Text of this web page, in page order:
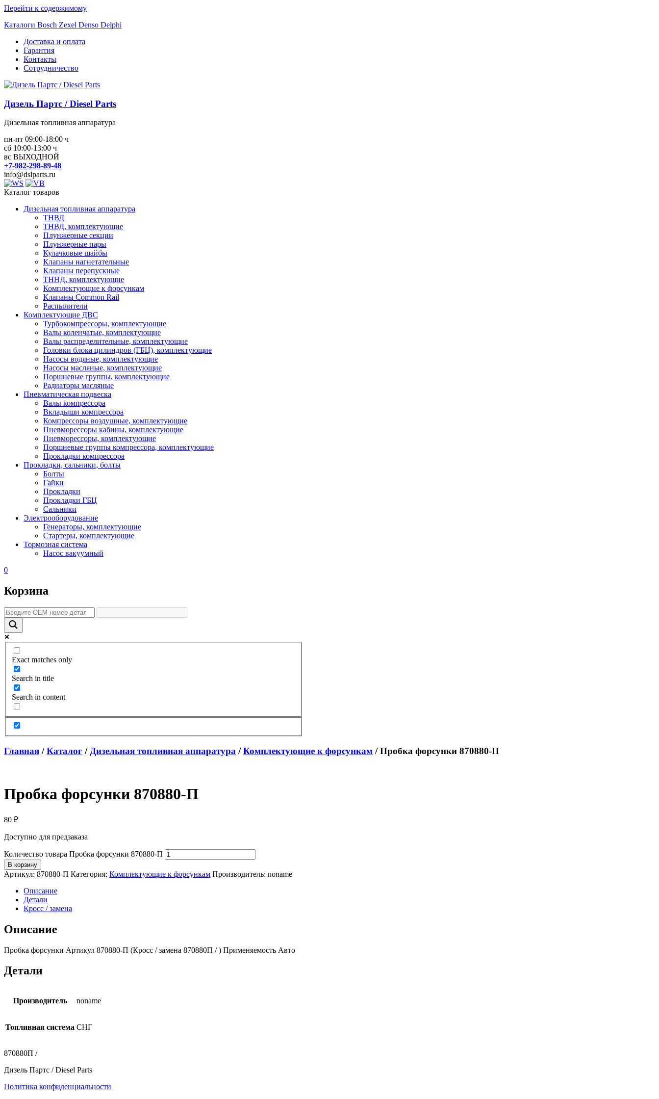
Перейти к содержимому
Каталоги Bosch Zexel Denso Delphi
Доставка и оплата
Гарантия
Контакты
Сотрудничество
Дизель Партс / Diesel Parts
Дизельная топливная аппаратура
пн-пт 09:00-18:00 ч
сб 10:00-13:00 ч
вс ВЫХОДНОЙ
+7-982-298-89-48
info@dslparts.ru
Каталог товаров
Дизельная топливная аппаратура
ТНВД
ТНВД, комплектующие
Плунжерные секции
Плунжерные пары
Кулачковые шайбы
Клапаны нагнетательные
Клапаны перепускные
ТННД, комплектующие
Комплектующие к форсункам
Клапаны Common Rail
Распылители
Комплектующие ДВС
Турбокомпрессоры, комплектующие
Валы коленчатые, комплектующие
Валы распределительные, комплектующие
Головки блока цилиндров (ГБЦ), комплектующие
Насосы водяные, комплектующие
Насосы масляные, комплектующие
Поршневые группы, комплектующие
Радиаторы масляные
Пневматическая подвеска
Валы компрессора
Вкладыши компрессора
Компрессоры воздушные, комплектующие
Пневморессоры кабины, комплектующие
Пневморессоры, комплектующие
Поршневые группы компрессора, комплектующие
Прокладки компрессора
Прокладки, сальники, болты
Болты
Гайки
Прокладки
Прокладки ГБЦ
Сальники
Электрооборудование
Генераторы, комплектующие
Стартеры, комплектующие
Тормозная система
Насос вакуумный
0
Корзина
Exact matches only
Search in title
Search in content
Главная /Каталог / Дизельная топливная аппаратура /Комплектующие к форсункам / Пробка форсунки 870880-П
Пробка форсунки 870880-П
80 ₽
Доступно для предзаказа
Количество товара Пробка форсунки 870880-П
В корзину
Артикул: 870880-П Категория: Комплектующие к форсункам Производитель: noname
Описание
Детали
Кросс / замена
Описание
Пробка форсунки Артикул 870880-П (Кросс / замена 870880П / ) Применяемость Авто
Детали
Производитель noname
Топливная система СНГ
870880П /
Дизель Партс / Diesel Parts
Политика конфиденциальности